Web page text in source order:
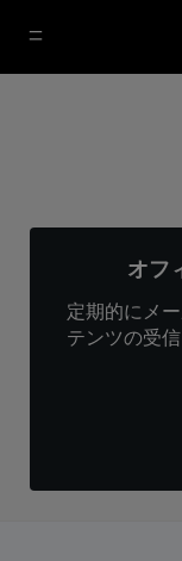
オフ
定期的にメ
テンツの受